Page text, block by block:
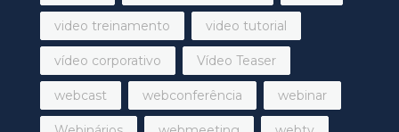
video treinamento video tutorial
vídeo corporativo Vídeo Teaser
webcast webconferência webinar